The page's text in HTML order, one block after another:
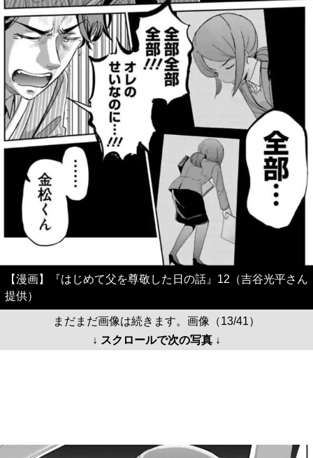
【漫画】『はじめて父を尊敬した日の話』12（吉谷光平さん
提供）
まだまだ画像は続きます。画像（13/41）
↓ スクロールで次の写真 ↓